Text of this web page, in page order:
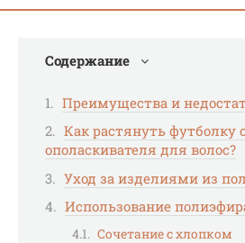
Содержание
Преимущества и
Как растянуть
ополаскивателя для волос?
Уход за изделиями из
Использование
Сочетание с хлопком